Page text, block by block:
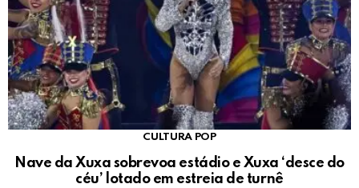
CULTURA POP
Nave da Xuxa sobrevoa estádio e Xuxa ‘desce do
céu’ lotado em estreia de turnê